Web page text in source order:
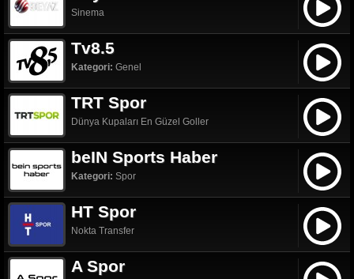
Sinema
Tv8.5
Kategori: Genel
TRT Spor
Dünya Kupaları En Güzel Goller
beIN Sports Haber
Kategori: Spor
HT Spor
Nokta Transfer
A Spor